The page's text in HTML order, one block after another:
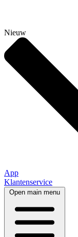
Nieuw
App
Klantenservice
Open main menu